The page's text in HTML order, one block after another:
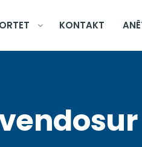
KONTAKT